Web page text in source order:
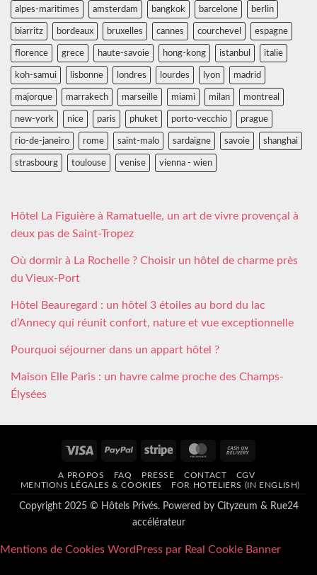
alpes-maritimes amsterdam bangkok barcelone berlin
biarritz bordeaux bruxelles cannes courchevel espagne
florence grece haute-savoie hong-kong istanbul italie
koh-samui lisbonne londres lourdes lyon madrid
majorque marrakech marseille miami milan montreal
new-york nice paris phuket porto-vecchio prague
rio-de-janeiro rome saint-malo sardaigne savoie shanghai
strasbourg toulouse venise vienna - wien
Hôtel La Figuière à Ramatuelle, un art de vivre provençal à
deux pas de Saint-Tropez
Où dormir à La Rochelle ? Choisir un hôtel de charme près
du Vieux-Port
Hôtel Beauregard : un hôtel 3 étoiles au bord du lac
d’Annecy qui réunit confort, nature et vue exceptionnelle
Pourquoi séjourner dans un appart hôtel ?
Maison Elle Paris : un havre calme proche des Champs-
Élysées
Visa PayPal Stripe MasterCard
Delivery
A PROPOS FAQ PRESSE CONTACT
CGV
MENTIONS LÉGALES & COOKIES
FOR HOTELIERS (IN ENGLISH)
Copyright 2025 © Hôtels Privés. Powered by Cityzeum & Rue24
accélérateur
Mentions de Cookies WordPress par Real Cookie Banner